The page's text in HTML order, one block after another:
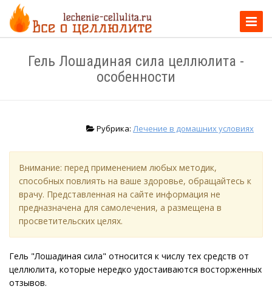
Гель Лошадиная сила целлюлита -
особенности
Рубрика: Лечение в домашних условиях
Внимание: перед применением любых методик,
способных повлиять на ваше здоровье, обращайтесь к
врачу. Представленная на сайте информация не
предназначена для самолечения, а размещена в
просветительских целях.
Гель "Лошадиная сила" относится к числу тех средств от
целлюлита, которые нередко удостаиваются восторженных
отзывов.